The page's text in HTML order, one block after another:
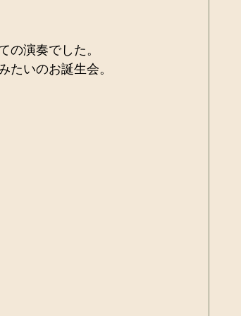
の演奏でした。
いのお誕生会。